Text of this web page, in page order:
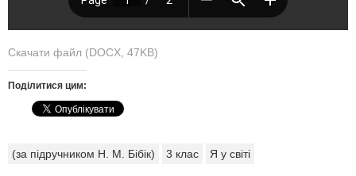
Скачати файл (DOCX, 47KB)
Поділитися цим:
(за підручником Н. М. Бібік) 3 клас Я у світі